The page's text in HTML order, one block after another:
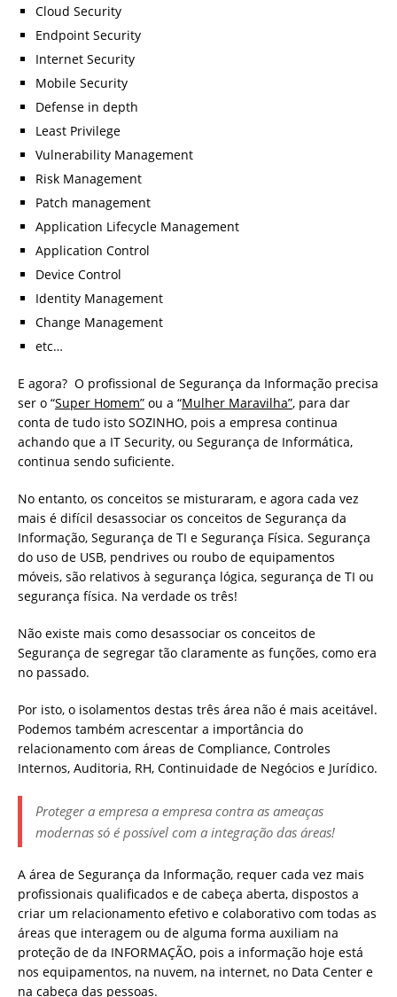
Cloud Security
Endpoint Security
Internet Security
Mobile Security
Defense in depth
Least Privilege
Vulnerability Management
Risk Management
Patch management
Application Lifecycle Management
Application Control
Device Control
Identity Management
Change Management
etc…
E agora? O profissional de Segurança da Informação precisa
ser o “Super Homem” ou a “Mulher Maravilha”, para dar
conta de tudo isto SOZINHO, pois a empresa continua
achando que a IT Security, ou Segurança de Informática,
continua sendo suficiente.
No entanto, os conceitos se misturaram, e agora cada vez
mais é difícil desassociar os conceitos de Segurança da
Informação, Segurança de TI e Segurança Física. Segurança
do uso de USB, pendrives ou roubo de equipamentos
móveis, são relativos à segurança lógica, segurança de TI ou
segurança física. Na verdade os três!
Não existe mais como desassociar os conceitos de
Segurança de segregar tão claramente as funções, como era
no passado.
Por isto, o isolamentos destas três área não é mais aceitável.
Podemos também acrescentar a importância do
relacionamento com áreas de Compliance, Controles
Internos, Auditoria, RH, Continuidade de Negócios e Jurídico.
Proteger a empresa a empresa contra as ameaças
modernas só é possível com a integração das áreas!
A área de Segurança da Informação, requer cada vez mais
profissionais qualificados e de cabeça aberta, dispostos a
criar um relacionamento efetivo e colaborativo com todas as
áreas que interagem ou de alguma forma auxiliam na
proteção de da INFORMAÇÃO, pois a informação hoje está
nos equipamentos, na nuvem, na internet, no Data Center e
na cabeça das pessoas.